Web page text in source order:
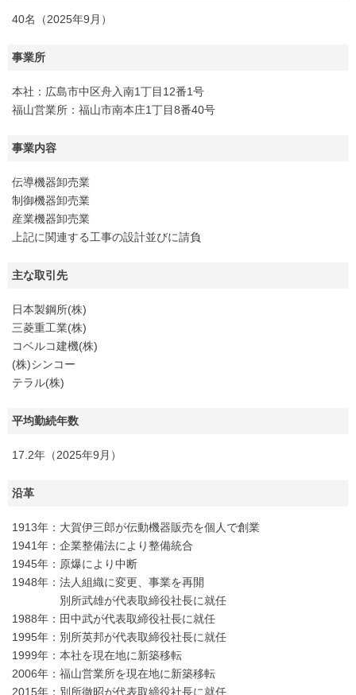
40名（2025年9月）
事業所
本社：広島市中区舟入南1丁目12番1号
福山営業所：福山市南本庄1丁目8番40号
事業内容
伝導機器卸売業
制御機器卸売業
産業機器卸売業
上記に関連する工事の設計並びに請負
主な取引先
日本製鋼所(株)
三菱重工業(株)
コベルコ建機(株)
(株)シンコー
テラル(株)
平均勤続年数
17.2年（2025年9月）
沿革
1913年：大賀伊三郎が伝動機器販売を個人で創業
1941年：企業整備法により整備統合
1945年：原爆により中断
1948年：法人組織に変更、事業を再開
別所武雄が代表取締役社長に就任
1988年：田中武が代表取締役社長に就任
1995年：別所英邦が代表取締役社長に就任
1999年：本社を現在地に新築移転
2006年：福山営業所を現在地に新築移転
2015年：別所徹昭が代表取締役社長に就任